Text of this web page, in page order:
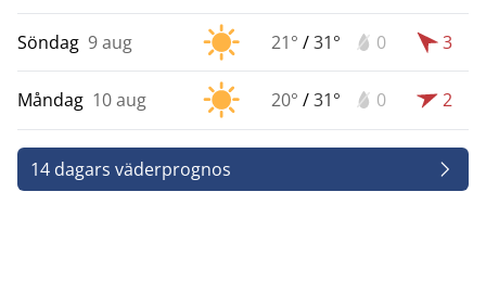
Söndag 9 aug 21° /31° 0 3
Måndag 10 aug 20° /31° 0 2
14 dagars väderprognos